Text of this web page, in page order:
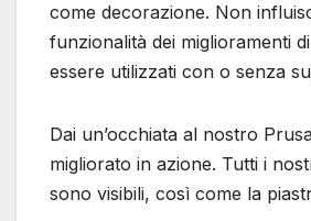
come decorazione. Non
funzionalità dei miglioramenti
essere utilizzati con o senza
Dai un’occhiata al nostro
migliorato in azione. Tutti i
sono visibili, così come la